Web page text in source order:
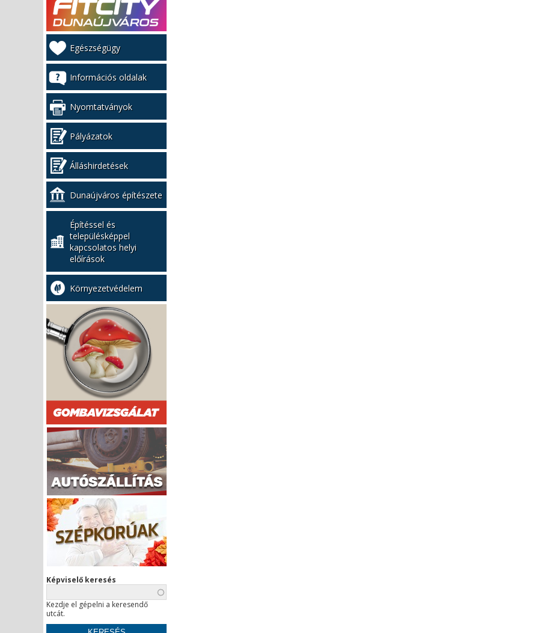
Kiemelt
bal
menü
Egészségügy
Információs oldalak
Nyomtatványok
Pályázatok
Álláshirdetések
Dunaújváros építészete
Építéssel és
településképpel
kapcsolatos helyi
előírások
Környezetvédelem
Képviselő keresés
Kezdje el gépelni a keresendő
utcát.